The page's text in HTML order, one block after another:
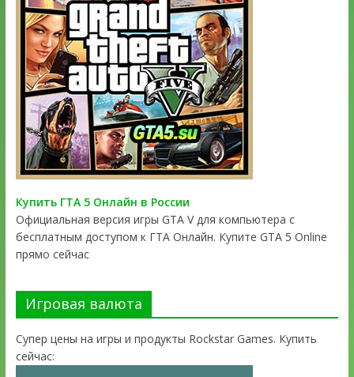
Купить ГТА 5 Онлайн в России
Официальная версия игры GTA V для компьютера с
бесплатным доступом к ГТА Онлайн. Купите GTA 5 Online
прямо сейчас
Игровая валюта
Супер цены на игры и продукты Rockstar Games. Купить
сейчас: